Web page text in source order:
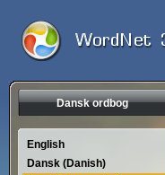
Dansk ordbog
English
Dansk (Danish)